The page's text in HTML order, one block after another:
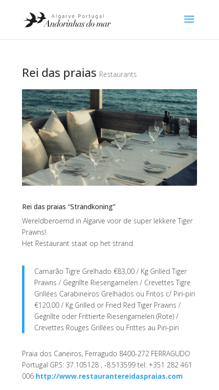
Rei das praias Restaurants
Rei das praias “Strandkoning”
Wereldberoemd in Algarve voor de super lekkere Tiger
Prawns!
Het Restaurant staat op het strand.
Camarão Tigre Grelhado €83,00 / Kg Grilled Tiger
Prawns / Gegrillte Riesengarnelen / Crevettes Tigre
Grillées Carabineiros Grelhados ou Fritos c/ Piri-piri
€120,00 / Kg Grilled or Fried Red Tiger Prawns /
Gegrillte oder Frittierte Riesengarnelen (Rote) /
Crevettes Rouges Grillées ou Frittes au Piri-piri
Praia dos Caneiros, Ferragudo 8400-272 FERRAGUDO
Portugal GPS: 37.105128 , -8.513599 tel: +351 282 461
006 http://www.restaurantereidaspraias.com